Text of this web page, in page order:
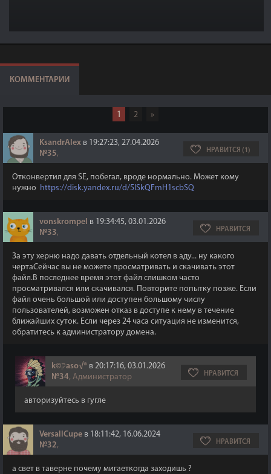
КОММЕНТАРИИ
1 2 »
KsandrAlex в 19:27:23, 27.04.2026
№35, НРАВИТСЯ (1)
Отконвертил для SE, побегал, вроде нормально. Может кому
нужно https://disk.yandex.ru/d/5ISkQFmH1scbSQ
vonskrompel в 19:34:45, 03.01.2026
№33, НРАВИТСЯ
За эту херню надо давать отдельный котел в аду... ну какого
чертаСейчас вы не можете просматривать и скачивать этот
файл.В последнее время этот файл слишком часто
просматривался или скачивался. Повторите попытку позже. Если
файл очень большой или доступен большому числу
пользователей, возможен отказ в доступе к нему в течение
ближайших суток. Если через 24 часа ситуация не изменится,
обратитесь к администратору домена.
k©קaso√® в 20:17:16, 03.01.2026
№34, Администратор НРАВИТСЯ
авторизуйтесь в гугле
VersallCupe в 18:11:42, 16.06.2024
№32, НРАВИТСЯ
а свет в таверне почему мигаеткогда заходишь ?